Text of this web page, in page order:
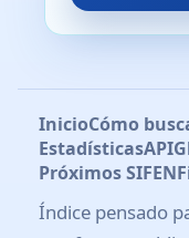
InicioCómo
EstadísticasAPI
Próximos SIFEN
Índice pensado